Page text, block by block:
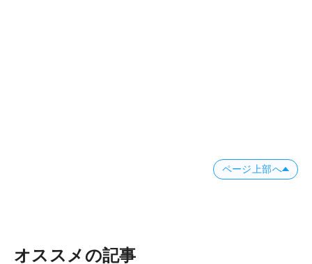
ページ上部へ
オススメの記事